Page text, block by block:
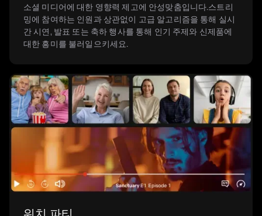
소셜 미디어에 대한 영향력 제고에 안성맞춤입니다.스트리
밍에 참여하는 인원과 상관없이 고급 알고리즘을 통해 실시
간 시연, 발표 또는 축하 행사를 통해 인기 주제와 신제품에
대한 흥미를 불러일으키세요.